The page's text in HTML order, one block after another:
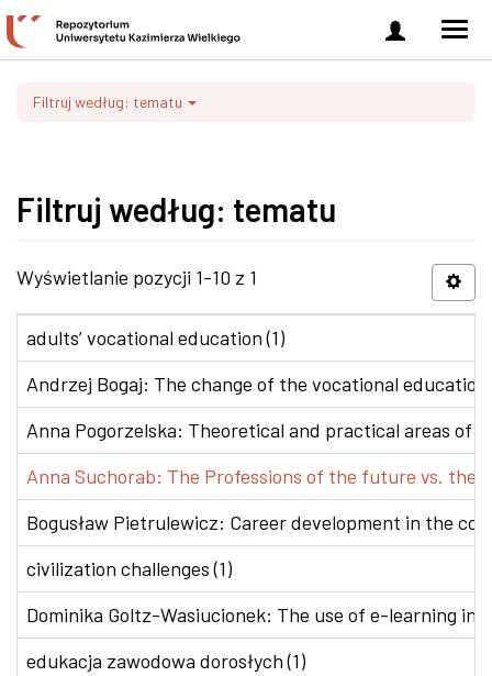
Zaloguj
się
Filtruj według: tematu
Filtruj według: tematu
Wyświetlanie pozycji 1-10 z 1
adults’ vocational education (1)
Andrzej Bogaj: The change of the vocational
Anna Pogorzelska: Theoretical and practical areas of
Anna Suchorab: The Professions of the future vs. the
Bogusław Pietrulewicz: Career development in the
civilization challenges (1)
Dominika Goltz-Wasiucionek: The use of e-learning in
edukacja zawodowa dorosłych (1)